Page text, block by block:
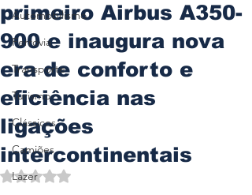
Automobilismo
Ferrovia
Transporte
Turismo
Clássicos
Camiões
Lazer
primeiro Airbus A350-
900 e inaugura nova
era de conforto e
eficiência nas
ligações
intercontinentais
Avaliado com NaN de 5 estrelas.